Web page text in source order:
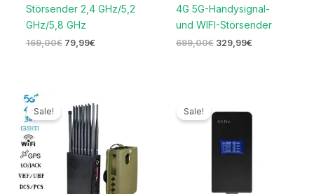
Störsender 2,4 GHz/5,2
GHz/5,8 GHz
169,00€ 79,99€
4G 5G-Handysignal-
und WIFI-Störsender
699,00€ 329,99€
Sale!
Preis
war:
1.599,00€
Sale!
war:
ist: